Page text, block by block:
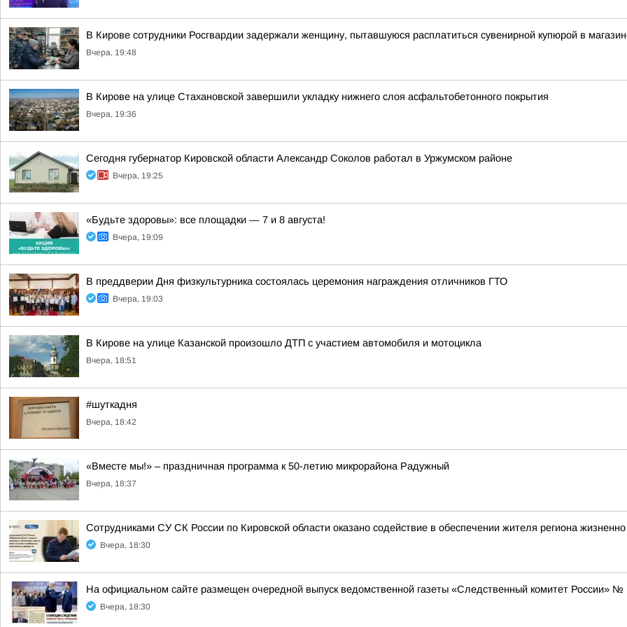
В Кирове сотрудники Росгвардии задержали женщину, пытавшуюся расплатиться сувенирной купюрой в
Вчера, 19:48
В Кирове на улице Стахановской завершили укладку нижнего слоя асфальтобетонного покрытия
Вчера, 19:36
Сегодня губернатор Кировской области Александр Соколов работал в Уржумском районе
Вчера, 19:25
«Будьте здоровы»: все площадки — 7 и 8 августа!
Вчера, 19:09
В преддверии Дня физкультурника состоялась церемония награждения отличников ГТО
Вчера, 19:03
В Кирове на улице Казанской произошло ДТП с участием автомобиля и мотоцикла
Вчера, 18:51
#шуткадня
Вчера, 18:42
«Вместе мы!» – праздничная программа к 50-летию микрорайона Радужный
Вчера, 18:37
Сотрудниками СУ СК России по Кировской области оказано содействие в обеспечении жителя региона
Вчера, 18:30
На официальном сайте размещен очередной выпуск ведомственной газеты «Следственный комитет России» №
Вчера, 18:30